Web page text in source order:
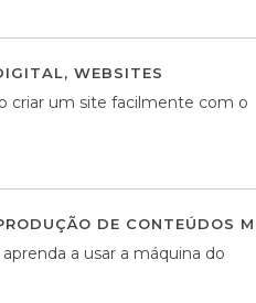
, WEBSITES
criar um site facilmente com o
DE CONTEÚDOS
a usar a máquina do